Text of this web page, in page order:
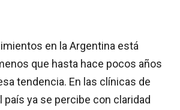
en la Argentina está
que hasta hace pocos años
tendencia. En las clínicas de
ya se percibe con claridad